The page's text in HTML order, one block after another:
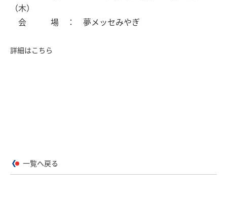
（木）
会 場 ： 夢メッセみやぎ
詳細はこちら
一覧へ戻る